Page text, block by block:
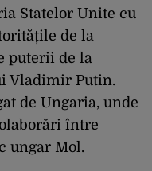
Statelor Unite cu
de la
puterii de la
Vladimir Putin.
de Ungaria, unde
între
ungar Mol.